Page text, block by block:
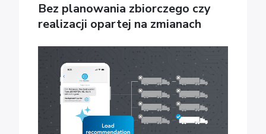
Bez planowania zbiorczego czy
realizacji opartej na zmianach